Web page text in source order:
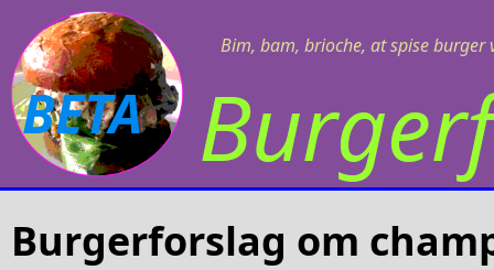
Bim, bam, brioche, at spise burger
BETA
Burgerforslag om